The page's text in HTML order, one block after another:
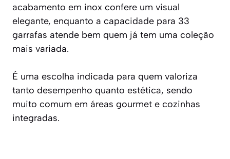
acabamento em inox confere um visual
elegante, enquanto a capacidade para 33
garrafas atende bem quem já tem uma coleção
mais variada.
É uma escolha indicada para quem valoriza
tanto desempenho quanto estética, sendo
muito comum em áreas gourmet e cozinhas
integradas.